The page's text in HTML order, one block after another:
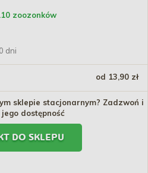
zoozonków
dni
od 13,90 zł
sklepie stacjonarnym? Zadzwoń i
dostępność
DO SKLEPU